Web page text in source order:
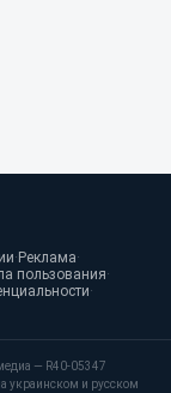
·Реклама·
пользования·
·
— R40-05347
украинском и русском